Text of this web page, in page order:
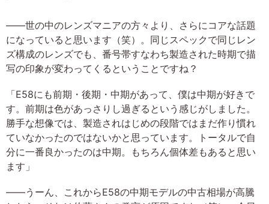
――世の中のレンズマニアの方々より、さらにコアな話題
になっていると思います（笑）。同じスペックで同じレン
ズ構成のレンズでも、番号帯すなわち製造された時期で描
写の印象が変わってくるということですね？
「E58にも前期・後期・中期があって、僕は中期が好きで
す。前期は色があっさりし過ぎるという感じがしました。
勝手な想像では、製造されはじめの段階ではまだ作り慣れ
ていなかったのではないかと思っています。トータルで自
分に一番良かったのは中期。もちろん個体差もあると思い
ます」
――うーん、これからE58の中期モデルの中古相場が高騰